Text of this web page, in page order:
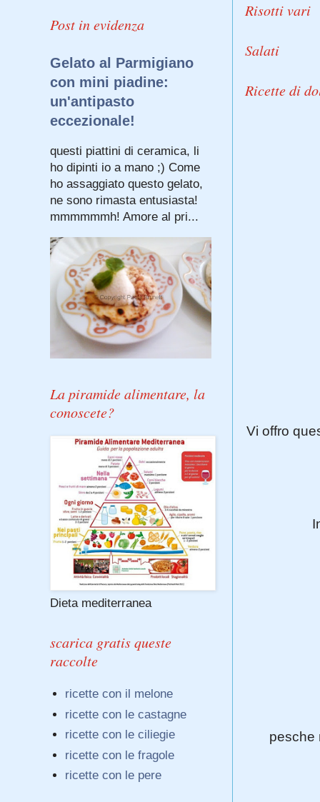
Risotti vari
Salati
Ricette di
Vi offro
pesche
Post in evidenza
Gelato al Parmigiano
con mini piadine:
un'antipasto
eccezionale!
questi piattini di ceramica, li
ho dipinti io a mano ;) Come
ho assaggiato questo gelato,
ne sono rimasta entusiasta!
mmmmmmh! Amore al pri...
La piramide alimentare, la
conoscete?
Dieta mediterranea
scarica gratis queste
raccolte
ricette con il melone
ricette con le castagne
ricette con le ciliegie
ricette con le fragole
ricette con le pere